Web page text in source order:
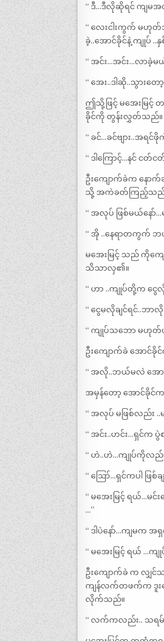
“ ဒီ…ဒီလိုဆိုရင် ကျမအ
“ လေးငါးကွက် မဟု
ခဲ့..အောင်ခိုင်နဲ့ ကျုပ်
“ အင်း…အင်း…လာခဲ့မ
“ အေး..ဒါဆို..သွားတော့
ဤသို့ဖြင့် မအေးမြင့်
ခိုင်ကို တွန်းလွှတ်သည်။
“ ခင်…ခင်ဗျား..အရင်
“ ဒါကြောင့်…နင် ငတ်
ဦးကျောက်ခဲက နော
သို့ အကဲခတ်ကြည့်သည်။ (
“ အလုပ် ဖြစ်မယ်နော်…
“ အို ..နေရာတကွက် ဘ
မအေးမြင့် သည် ကိုက
သိသာလှ၏။
“ ဟာ ..ကျုပ်တို့က ငွေလို
“ ငွေမလိုချင်ရင်..ဘာလို
“ ကျုပ်သဘော မဟုတ်ပ
ဦးကျောက်ခဲ အော
“ အလို..ဘယ်မလဲ အောင်
အမှန်တော့ အောင်ခိုင်
“ အလုပ် မဖြစ်လည်း
“ အင်း..ဟင်း…ရှင်က ပွဲ
“ ဟဲ..ဟဲ…ကျုပ်ကိုလည်း
“ ဪ…ရှင်ကပါ ဖြစ်ခ
“ မအေးမြင့် ရယ်…မ
…”
“ ဒါပဲနော်…ကျမက
“ မအေးမြင့် ရယ် …
ဦးကျောက်ခဲ က လျှင်
ကျန်လက်တဖက်က ဒူးထ
လိုက်သည်။
“ လက်ကလည်း.. သရမ်